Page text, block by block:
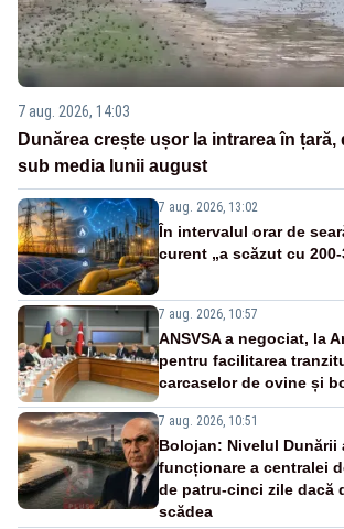
7 aug. 2026, 14:03
Dunărea crește ușor la intrarea în țară,
sub media lunii august
7 aug. 2026, 13:02
În intervalul orar de
curent „a scăzut cu
7 aug. 2026, 10:57
ANSVSA a negociat, la
pentru facilitarea
carcaselor de ovine și
7 aug. 2026, 10:51
Bolojan: Nivelul Dunării
funcționare a centralei
de patru-cinci zile dacă
scădea